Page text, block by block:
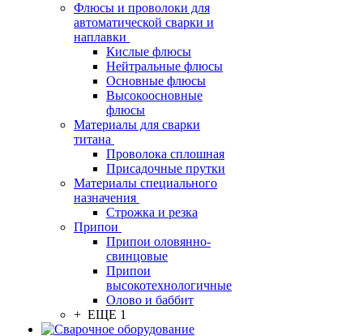
Флюсы и проволоки для
автоматической сварки и
наплавки
Кислые флюсы
Нейтральные флюсы
Основные флюсы
Высокоосновные
флюсы
Материалы для сварки
титана
Проволока сплошная
Присадочные прутки
Материалы специального
назначения
Строжка и резка
Припои
Припои оловянно-
свинцовые
Припои
высокотехнологичные
Олово и баббит
+ ЕЩЕ 1